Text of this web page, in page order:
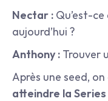
Nectar : Qu’est-
aujourd’hui ?
Anthony : Trouver
Après une seed,
atteindre la Series